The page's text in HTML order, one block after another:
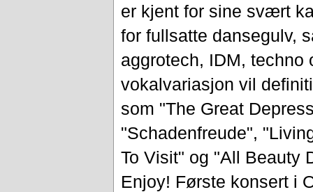
er kjent for sine svært
for fullsatte dansegulv,
aggrotech, IDM, techno
vokalvariasjon vil
som "The Great
"Schadenfreude",
To Visit" og "All Beauty
Enjoy! Første konsert i